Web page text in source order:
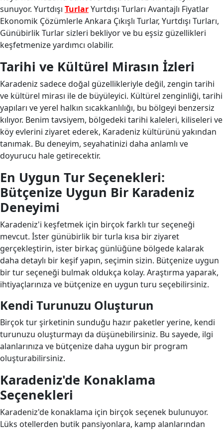
sunuyor. Yurtdışı TurlarYurtdışı Turları Avantajlı Fiyatlar
Ekonomik Çözümlerle Ankara Çıkışlı Turlar, Yurtdışı Turları,
Günübirlik Turlar sizleri bekliyor ve bu eşsiz güzellikleri
keşfetmenize yardımcı olabilir.
Tarihi ve Kültürel Mirasın İzleri
Karadeniz sadece doğal güzellikleriyle değil, zengin tarihi
ve kültürel mirası ile de büyüleyici. Kültürel zenginliği, tarihi
yapıları ve yerel halkın sıcakkanlılığı, bu bölgeyi benzersiz
kılıyor. Benim tavsiyem, bölgedeki tarihi kaleleri, kiliseleri ve
köy evlerini ziyaret ederek, Karadeniz kültürünü yakından
tanımak. Bu deneyim, seyahatinizi daha anlamlı ve
doyurucu hale getirecektir.
En Uygun Tur Seçenekleri:
Bütçenize Uygun Bir Karadeniz
Deneyimi
Karadeniz'i keşfetmek için birçok farklı tur seçeneği
mevcut. İster günübirlik bir turla kısa bir ziyaret
gerçekleştirin, ister birkaç günlüğüne bölgede kalarak
daha detaylı bir keşif yapın, seçimin sizin. Bütçenize uygun
bir tur seçeneği bulmak oldukça kolay. Araştırma yaparak,
ihtiyaçlarınıza ve bütçenize en uygun turu seçebilirsiniz.
Kendi Turunuzu Oluşturun
Birçok tur şirketinin sunduğu hazır paketler yerine, kendi
turunuzu oluşturmayı da düşünebilirsiniz. Bu sayede, ilgi
alanlarınıza ve bütçenize daha uygun bir program
oluşturabilirsiniz.
Karadeniz'de Konaklama
Seçenekleri
Karadeniz'de konaklama için birçok seçenek bulunuyor.
Lüks otellerden butik pansiyonlara, kamp alanlarından